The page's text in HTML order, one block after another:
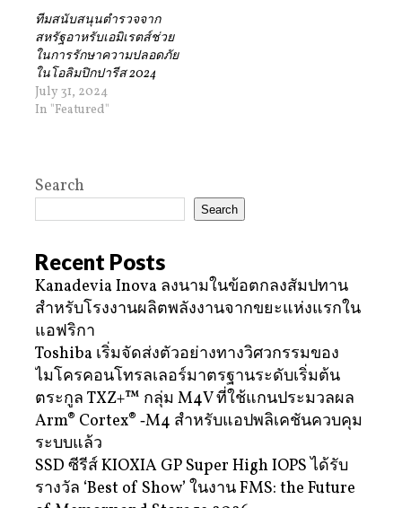
ทีมสนับสนุนตำรวจจาก
สหรัฐอาหรับเอมิเรตส์ช่วย
ในการรักษาความปลอดภัย
ในโอลิมปิกปารีส 2024
July 31, 2024
In "Featured"
Search
Search
Recent Posts
Kanadevia Inova ลงนามในข้อตกลงสัมปทาน
สำหรับโรงงานผลิตพลังงานจากขยะแห่งแรกใน
แอฟริกา
Toshiba เริ่มจัดส่งตัวอย่างทางวิศวกรรมของ
ไมโครคอนโทรลเลอร์มาตรฐานระดับเริ่มต้น
ตระกูล TXZ+™ กลุ่ม M4V ที่ใช้แกนประมวลผล
Arm® Cortex® ‑M4 สำหรับแอปพลิเคชันควบคุม
ระบบแล้ว
SSD ซีรีส์ KIOXIA GP Super High IOPS ได้รับ
รางวัล ‘Best of Show’ ในงาน FMS: the Future